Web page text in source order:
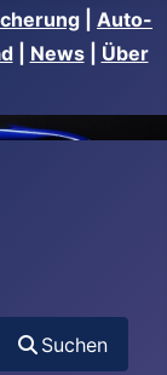
Auto-
| News| Über
Suchen